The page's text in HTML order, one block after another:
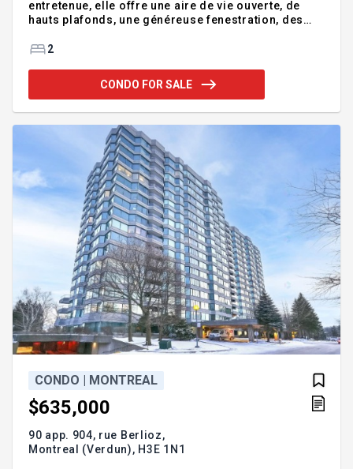
entretenue, elle offre une aire de vie ouverte, de
hauts plafonds, une généreuse fenestration, des
lui confèrent beaucoup de cachet. La cuisine est
épurées, son dosseret et son évier double. Le sous-
sol, non aménagé, offre un excellent potentiel selon
emplacement recherché, à proximité du métro, des
parcs, des commer
2
CONDO FOR SALE
CONDO | MONTREAL
$635,000
90 app. 904, rue Berlioz,
Montreal (Verdun), H3E 1N1